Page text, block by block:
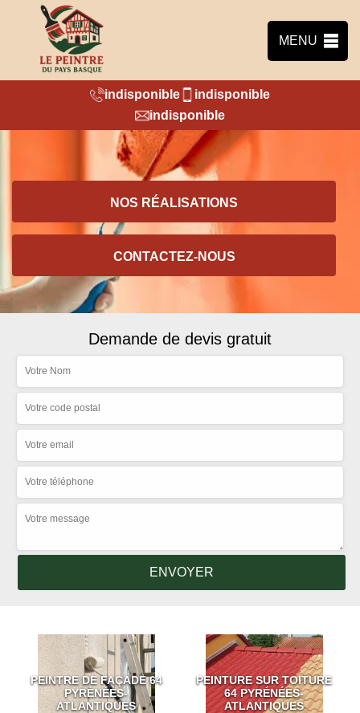
MENU
indisponible
indisponible
indisponible
NOS RÉALISATIONS
CONTACTEZ-NOUS
Demande de devis gratuit
PEINTRE DE FAÇADE 64
PYRÉNÉES-
ATLANTIQUES
PEINTURE SUR TOITURE
64 PYRÉNÉES-
ATLANTIQUES